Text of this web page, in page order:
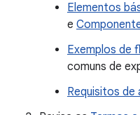
Elementos
e
Exemplos de
comuns de
Requisitos de